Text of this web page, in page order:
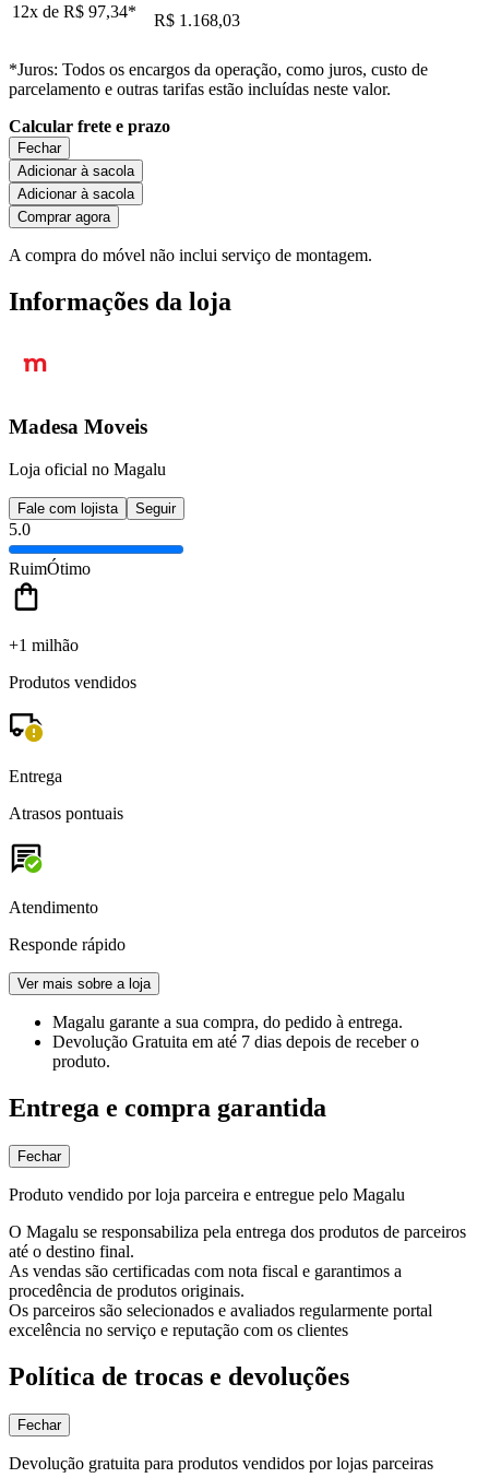
12x de R$ 97,34* R$ 1.168,03
*Juros: Todos os encargos da operação, como juros, custo de
parcelamento e outras tarifas estão incluídas neste valor.
Calcular frete e prazo
Fechar
Adicionar à sacola
Adicionar à sacola
Comprar agora
A compra do móvel não inclui serviço de montagem.
Informações da loja
Madesa Moveis
Loja oficial no Magalu
Fale com lojista Seguir
5.0
RuimÓtimo
+1 milhão
Produtos vendidos
Entrega
Atrasos pontuais
Atendimento
Responde rápido
Ver mais sobre a loja
Magalu garante a sua compra, do pedido à entrega.
Devolução Gratuita em até 7 dias depois de receber o
produto.
Entrega e compra garantida
Fechar
Produto vendido por loja parceira e entregue pelo Magalu
O Magalu se responsabiliza pela entrega dos produtos de parceiros
até o destino final.
As vendas são certificadas com nota fiscal e garantimos a
procedência de produtos originais.
Os parceiros são selecionados e avaliados regularmente portal
excelência no serviço e reputação com os clientes
Política de trocas e devoluções
Fechar
Devolução gratuita para produtos vendidos por lojas parceiras